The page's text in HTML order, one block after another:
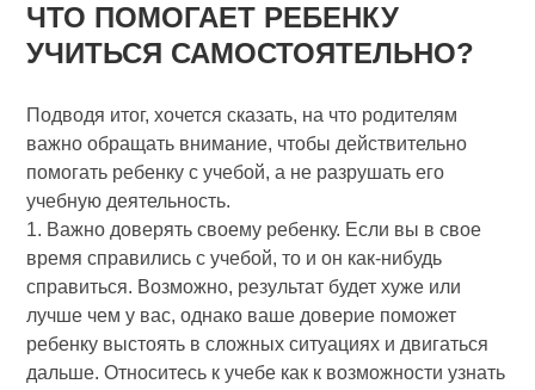
ЧТО ПОМОГАЕТ РЕБЕНКУ
УЧИТЬСЯ САМОСТОЯТЕЛЬНО?
Подводя итог, хочется сказать, на что родителям
важно обращать внимание, чтобы действительно
помогать ребенку с учебой, а не разрушать его
учебную деятельность.
1. Важно доверять своему ребенку. Если вы в свое
время справились с учебой, то и он как-нибудь
справиться. Возможно, результат будет хуже или
лучше чем у вас, однако ваше доверие поможет
ребенку выстоять в сложных ситуациях и двигаться
дальше. Относитесь к учебе как к возможности узнать